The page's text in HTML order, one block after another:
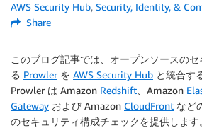
AWS Security Hub, Security, Identity, &
Share
このブログ記事では、オープンソースの
る Prowlerを AWS Security Hub と統合す
Prowler は Amazon Redshift 、Amazon
Gateway および Amazon CloudFront など
のセキュリティ構成チェックを提供しま